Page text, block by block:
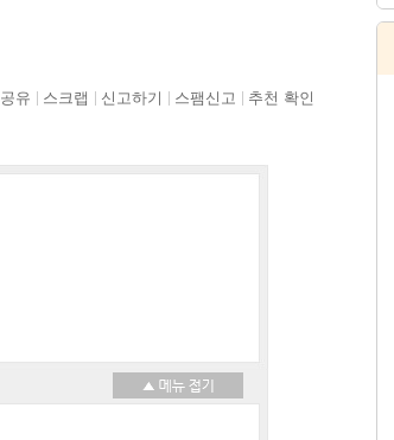
공유 스크랩 신고하기 스팸신고 추천 확인